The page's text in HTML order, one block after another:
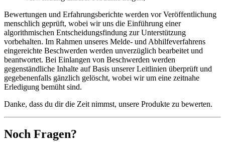
Bewertungen und Erfahrungsberichte werden vor Veröffentlichung
menschlich geprüft, wobei wir uns die Einführung einer
algorithmischen Entscheidungsfindung zur Unterstützung
vorbehalten. Im Rahmen unseres Melde- und Abhilfeverfahrens
eingereichte Beschwerden werden unverzüglich bearbeitet und
beantwortet. Bei Einlangen von Beschwerden werden
gegenständliche Inhalte auf Basis unserer Leitlinien überprüft und
gegebenenfalls gänzlich gelöscht, wobei wir um eine zeitnahe
Erledigung bemüht sind.
Danke, dass du dir die Zeit nimmst, unsere Produkte zu bewerten.
Noch Fragen?